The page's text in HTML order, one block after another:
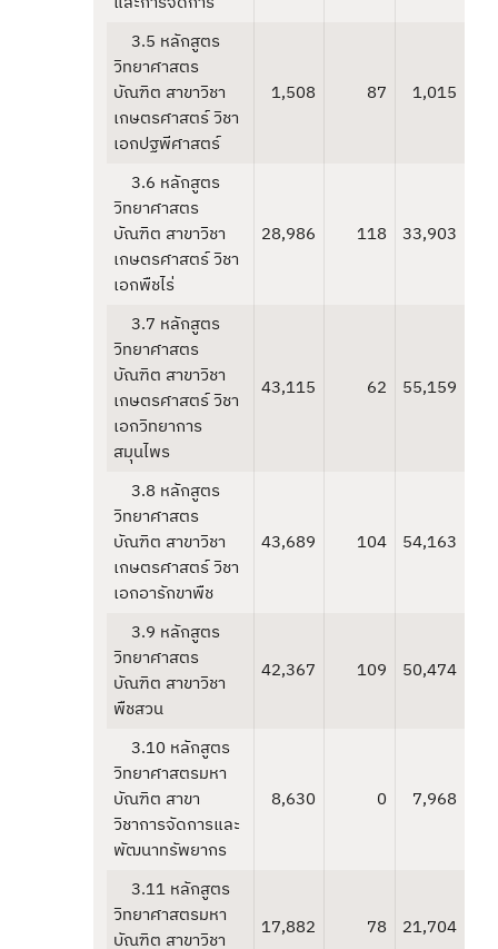
3.5 หลักสูตร
วิทยาศาสตร
บัณฑิต สาขาวิชา
เกษตรศาสตร์ วิชา
เอกปฐพีศาสตร์
1,508 87 1,015
3.6 หลักสูตร
วิทยาศาสตร
บัณฑิต สาขาวิชา
เกษตรศาสตร์ วิชา
เอกพืชไร่
28,986 118 33,903
3.7 หลักสูตร
วิทยาศาสตร
บัณฑิต สาขาวิชา
เกษตรศาสตร์ วิชา
เอกวิทยาการ
สมุนไพร
43,115 62 55,159
3.8 หลักสูตร
วิทยาศาสตร
บัณฑิต สาขาวิชา
เกษตรศาสตร์ วิชา
เอกอารักขาพืช
43,689 104 54,163
3.9 หลักสูตร
วิทยาศาสตร
บัณฑิต สาขาวิชา
พืชสวน
42,367 109 50,474
3.10 หลักสูตร
วิทยาศาสตรมหา
บัณฑิต สาขา
วิชาการจัดการและ
พัฒนาทรัพยากร
8,630 0 7,968
3.11 หลักสูตร
วิทยาศาสตรมหา
บัณฑิต สาขาวิชา
17,882 78 21,704